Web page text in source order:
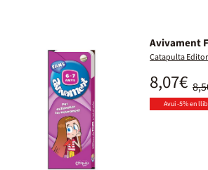
Avivament
Catapulta
8,07€
Avui -5% en